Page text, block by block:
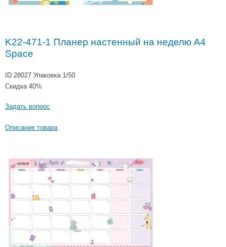
K22-471-1 Планер настенный на неделю A4
Space
ID 28027 Упаковка 1/50
Скидка 40%
Задать вопрос
Описание товара